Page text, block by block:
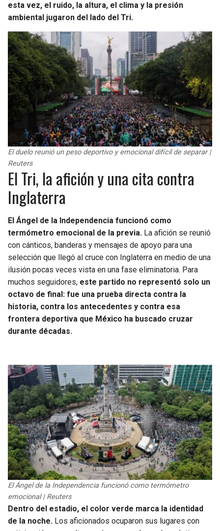
esta vez, el ruido, la altura, el clima y la presión
ambiental jugaron del lado del Tri.
El duelo reunió un peso deportivo y emocional difícil de separar |
Reuters
El Tri, la afición y una cita contra
Inglaterra
El Ángel de la Independencia funcionó como
termómetro emocional de la previa. La afición se reunió
con cánticos, banderas y mensajes de apoyo para una
selección que llegó al cruce con Inglaterra en medio de una
ilusión pocas veces vista en una fase eliminatoria. Para
muchos seguidores, este partido no representó solo un
octavo de final: fue una prueba directa contra la
historia, contra los antecedentes y contra esa
frontera deportiva que México ha buscado cruzar
durante décadas.
El Ángel de la Independencia funcionó como termómetro
emocional | Reuters
Dentro del estadio, el color verde marca la identidad
de la noche. Los aficionados ocuparon sus lugares con